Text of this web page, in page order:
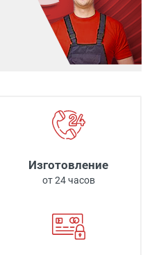
Изготовление
от 24 часов